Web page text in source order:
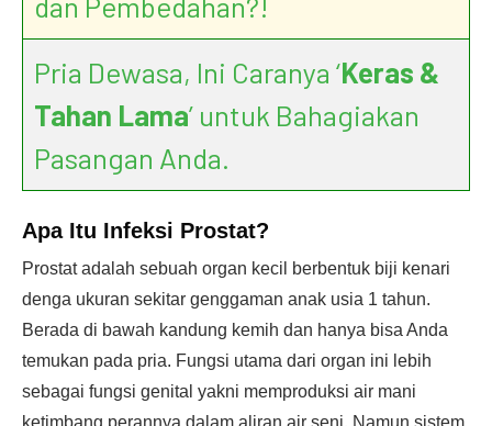
Pria Dewasa, Ini Caranya ‘Keras &
Tahan Lama’ untuk Bahagiakan
Pasangan Anda.
Apa Itu Infeksi Prostat?
Prostat adalah sebuah organ kecil berbentuk biji kenari
denga ukuran sekitar genggaman anak usia 1 tahun.
Berada di bawah kandung kemih dan hanya bisa Anda
temukan pada pria. Fungsi utama dari organ ini lebih
sebagai fungsi genital yakni memproduksi air mani
ketimbang perannya dalam aliran air seni. Namun sistem